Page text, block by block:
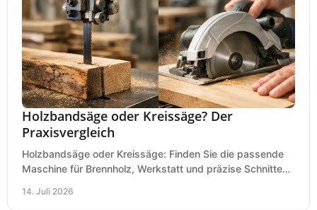
Holzbandsäge oder Kreissäge? Der
Praxisvergleich
Holzbandsäge oder Kreissäge: Finden Sie die passende
Maschine für Brennholz, Werkstatt und präzise Schnitte
14. Juli 2026